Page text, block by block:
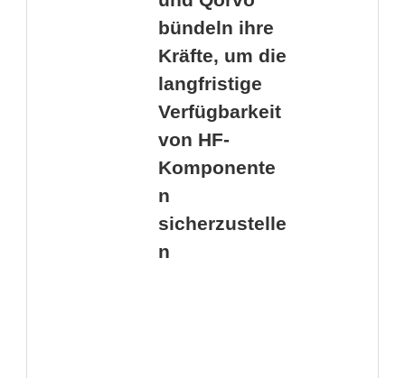
bündeln ihre
Kräfte, um die
langfristige
Verfügbarkeit
von HF-
Komponente
n
sicherzustelle
n